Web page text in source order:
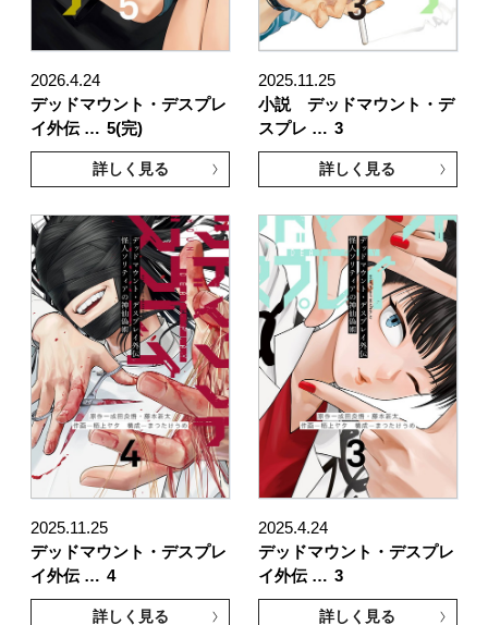
2026.4.24
デッドマウント・デスプレ
イ外伝 … 5(完)
詳しく見る
2025.11.25
小説 デッドマウント・デ
スプレ … 3
詳しく見る
2025.11.25
デッドマウント・デスプレ
イ外伝 … 4
詳しく見る
2025.4.24
デッドマウント・デスプレ
イ外伝 … 3
詳しく見る